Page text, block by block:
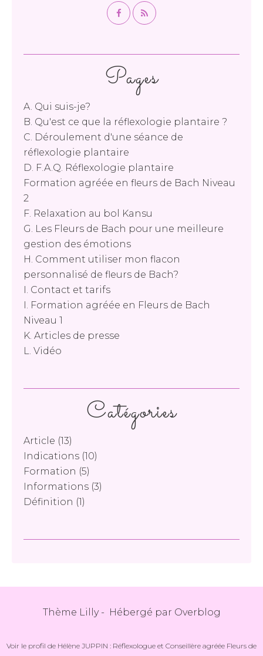
Catégories
Article (13)
Indications (10)
Formation (5)
Informations (3)
Définition (1)
Pages
A. Qui suis-je?
B. Qu'est ce que la réflexologie plantaire ?
C. Déroulement d'une séance de
réflexologie plantaire
D. F.A.Q. Réflexologie plantaire
Formation agréée en fleurs de Bach Niveau
2
F. Relaxation au bol Kansu
G. Les Fleurs de Bach pour une meilleure
gestion des émotions
H. Comment utiliser mon flacon
personnalisé de fleurs de Bach?
I. Contact et tarifs
I. Formation agréée en Fleurs de Bach
Niveau 1
K. Articles de presse
L. Vidéo
Thème Lilly - Hébergé par Overblog
Voir le profil de Hélène JUPPIN : Réflexologue et Conseillère agréée Fleurs de